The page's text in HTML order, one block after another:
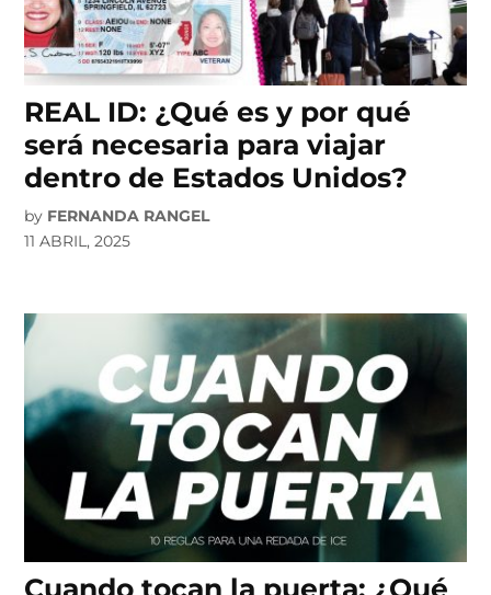
REAL ID: ¿Qué es y por qué
será necesaria para viajar
dentro de Estados Unidos?
by FERNANDA RANGEL
11 ABRIL, 2025